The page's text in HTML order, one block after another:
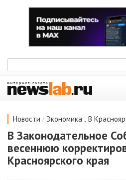
Новости / Экономика , В
В Законодательное
весеннюю
Красноярского края